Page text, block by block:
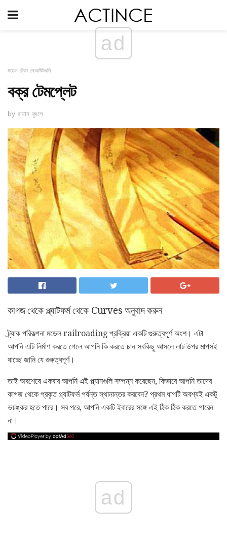
ad
মডেল ট্রেন লেআউটগুলি
বক্র টেমপ্লেট
by রায়ান কুংলে
কাগজ থেকে প্ল্যাটফর্ম থেকে Curves অনুবাদ করুন
ট্র্যাক পরিকল্পনা মডেল railroading প্রক্রিয়া একটি গুরুত্বপূর্ণ অংশ। এটা
আপনি এটি নির্মাণ করতে গেলে আপনি কি করতে চান সবকিছু আসলে লাট উপর মাপসই
যাচ্ছে জানি যে গুরুত্বপূর্ণ।
তাই অবশেষে একবার আপনি এই প্ল্যানগুলি সম্পন্ন করেছেন, কিভাবে আপনি তাদের
কাগজ থেকে প্রকৃত প্ল্যাটফর্ম পর্যন্ত স্থানান্তর করবেন? প্রথম ধাপটি অবশ্যই একটু
ভয়ঙ্কর হতে পারে। সব পরে, আপনি একটি ইবারের সঙ্গে এই ঠিক ঠিক করতে পারেন
না।
ad